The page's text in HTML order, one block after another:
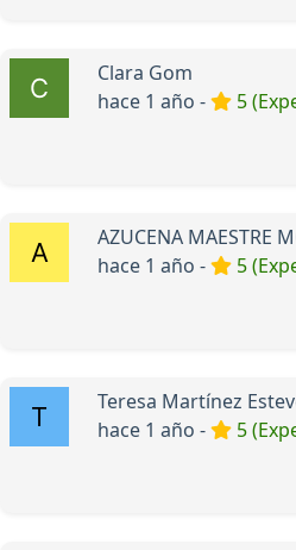
Clara Gom
hace 1 año -
5
AZUCENA MAESTRE
hace 1 año -
5
Teresa Martínez
hace 1 año -
5